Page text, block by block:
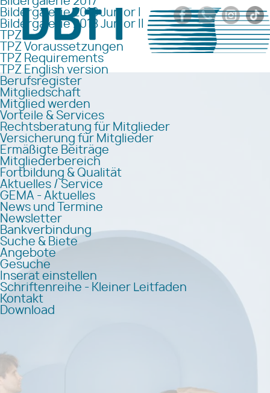
Bildergalerie 2018 Junior I
Bildergalerie 2018 Junior II
TPZ
TPZ Voraussetzungen
TPZ Requirements
TPZ English version
Berufsregister
Mitgliedschaft
Mitglied werden
Vorteile & Services
Rechtsberatung für Mitglieder
Versicherung für Mitglieder
Ermäßigte Beiträge
Mitgliederbereich
Fortbildung & Qualität
Aktuelles / Service
GEMA - Aktuelles
News und Termine
Newsletter
Bankverbindung
Suche & Biete
Angebote
Gesuche
Inserat einstellen
Schriftenreihe - Kleiner Leitfaden
Kontakt
Download